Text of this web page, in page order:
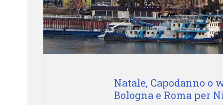
Natale, Capodanno o
Bologna e Roma per